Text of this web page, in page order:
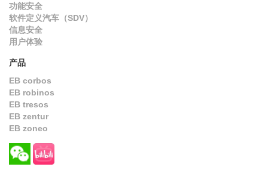
功能安全
软件定义汽车（SDV）
信息安全
用户体验
产品
EB corbos
EB robinos
EB tresos
EB zentur
EB zoneo